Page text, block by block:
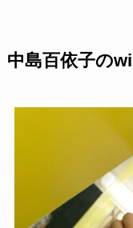
中島百依子の